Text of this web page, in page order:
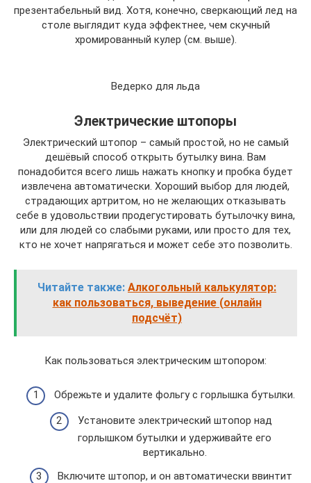
презентабельный вид. Хотя, конечно, сверкающий лед на
столе выглядит куда эффектнее, чем скучный
хромированный кулер (см. выше).
Ведерко для льда
Электрические штопоры
Электрический штопор – самый простой, но не самый
дешёвый способ открыть бутылку вина. Вам
понадобится всего лишь нажать кнопку и пробка будет
извлечена автоматически. Хороший выбор для людей,
страдающих артритом, но не желающих отказывать
себе в удовольствии продегустировать бутылочку вина,
или для людей со слабыми руками, или просто для тех,
кто не хочет напрягаться и может себе это позволить.
Читайте также: Алкогольный калькулятор:
как пользоваться, выведение (онлайн
подсчёт)
Как пользоваться электрическим штопором:
Обрежьте и удалите фольгу с горлышка бутылки.
Установите электрический штопор над
горлышком бутылки и удерживайте его
вертикально.
Включите штопор, и он автоматически ввинтит